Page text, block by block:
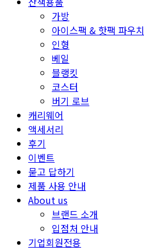
가방
아이스팩 & 핫팩 파우치
인형
베일
블랭킷
코스터
버기 로브
캐리웨어
액세서리
후기
이벤트
묻고 답하기
제품 사용 안내
About us
브랜드 소개
입점처 안내
기업회원전용